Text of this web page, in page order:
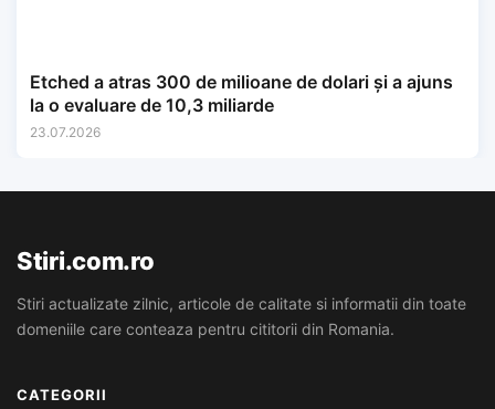
Etched a atras 300 de milioane de dolari și a ajuns
la o evaluare de 10,3 miliarde
23.07.2026
Stiri.com.ro
Stiri actualizate zilnic, articole de calitate si informatii din toate
domeniile care conteaza pentru cititorii din Romania.
CATEGORII